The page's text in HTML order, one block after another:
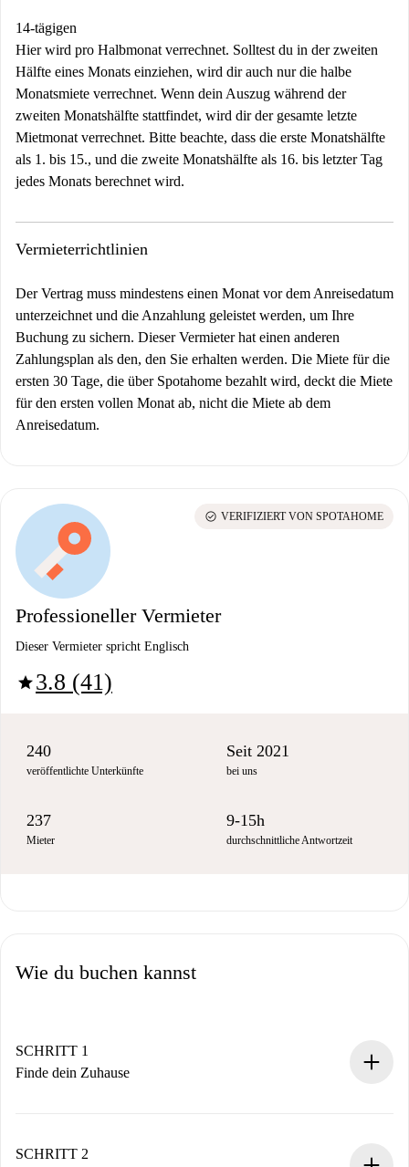
14-tägigen
Hier wird pro Halbmonat verrechnet. Solltest du in der zweiten
Hälfte eines Monats einziehen, wird dir auch nur die halbe
Monatsmiete verrechnet. Wenn dein Auszug während der
zweiten Monatshälfte stattfindet, wird dir der gesamte letzte
Mietmonat verrechnet. Bitte beachte, dass die erste Monatshälfte
als 1. bis 15., und die zweite Monatshälfte als 16. bis letzter Tag
jedes Monats berechnet wird.
Vermieterrichtlinien
Der Vertrag muss mindestens einen Monat vor dem Anreisedatum
unterzeichnet und die Anzahlung geleistet werden, um Ihre
Buchung zu sichern. Dieser Vermieter hat einen anderen
Zahlungsplan als den, den Sie erhalten werden. Die Miete für die
ersten 30 Tage, die über Spotahome bezahlt wird, deckt die Miete
für den ersten vollen Monat ab, nicht die Miete ab dem
Anreisedatum.
Professioneller Vermieter
Dieser Vermieter spricht Englisch
star3.8 (41)
check_circle VERIFIZIERT VON SPOTAHOME
240
veröffentlichte Unterkünfte
Seit 2021
bei uns
237
Mieter
9-15h
durchschnittliche Antwortzeit
Wie du buchen kannst
SCHRITT 1
Finde dein Zuhause
Du erhältst alle notwendigen Informationen im Voraus.
SCHRITT 2